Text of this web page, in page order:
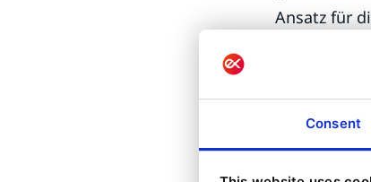
Consent
Ansatz für
Matrix
zu